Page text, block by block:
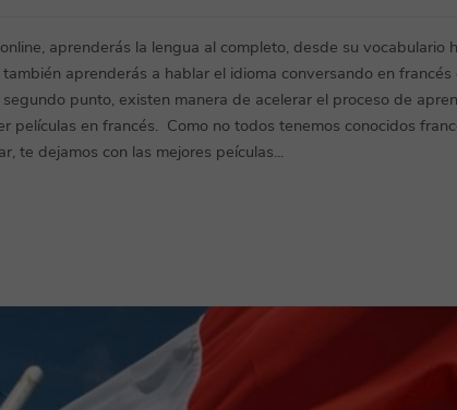
aprenderás la lengua al completo, desde su vocabulario
aprenderás a hablar el idioma conversando en francés
punto, existen manera de acelerar el proceso de
películas en francés. Como no todos tenemos conocidos
te dejamos con las mejores peículas...